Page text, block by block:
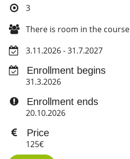
3
There is room in the course
3.11.2026 - 31.7.2027
Enrollment begins
31.3.2026
Enrollment ends
20.10.2026
Price
125€